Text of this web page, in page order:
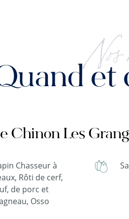
et
Chinon Les
Chasseur à
Rôti de cerf,
de porc et
Osso